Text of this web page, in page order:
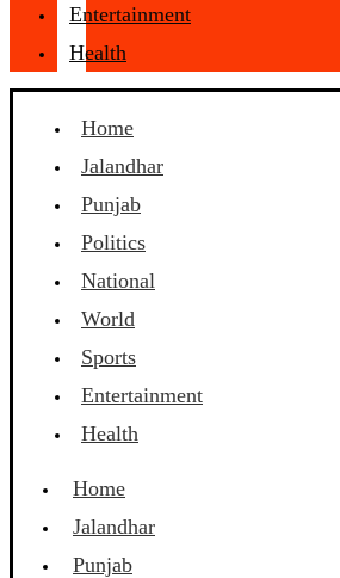
Entertainment
Health
Home
Jalandhar
Punjab
Politics
National
World
Sports
Entertainment
Health
Home
Jalandhar
Punjab